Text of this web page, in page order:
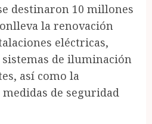
destinaron 10 millones
la renovación
eléctricas,
de iluminación
así como la
de seguridad